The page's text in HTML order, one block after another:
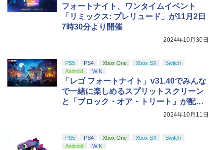
フォートナイト、ワンタイムイベント
「リミックス: プレリュード」が11月2日
7時30分より開催
2024年10月30日
PS5 PS4 Xbox One Xbox SX
Switch
Android
WIN
「レゴ フォートナイト」v31.40でみんな
で一緒に楽しめるスプリットスクリーン
と「ブロック・オア・トリート」が配
2024年10月11日
PS5 PS4 Xbox One Xbox SX
Switch
Android
WIN